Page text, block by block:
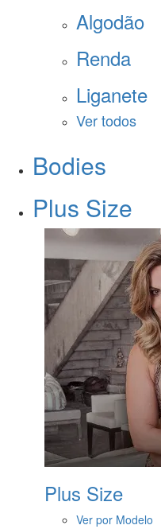
Algodão
Renda
Liganete
Ver todos
Bodies
Plus Size
Plus Size
Ver por Modelo